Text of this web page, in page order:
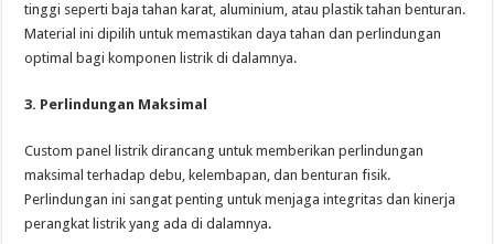
tinggi seperti baja tahan karat, aluminium, atau plastik tahan benturan.
Material ini dipilih untuk memastikan daya tahan dan perlindungan
optimal bagi komponen listrik di dalamnya.
3. Perlindungan Maksimal
Custom panel listrik dirancang untuk memberikan perlindungan
maksimal terhadap debu, kelembapan, dan benturan fisik.
Perlindungan ini sangat penting untuk menjaga integritas dan kinerja
perangkat listrik yang ada di dalamnya.